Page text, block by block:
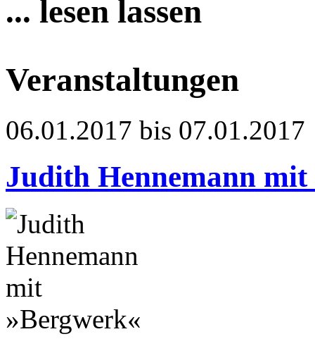
... lesen lassen
Veranstaltungen
06.01.2017 bis 07.01.2017
Judith Hennemann